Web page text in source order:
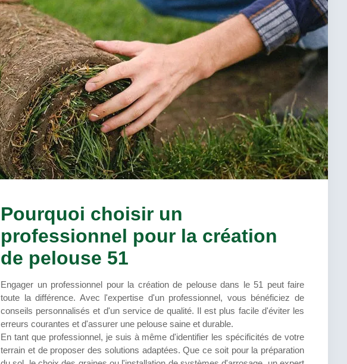
Pourquoi choisir un
professionnel pour la création
de pelouse 51
Engager un professionnel pour la création de pelouse dans le 51 peut faire
toute la différence. Avec l'expertise d'un professionnel, vous bénéficiez de
conseils personnalisés et d'un service de qualité. Il est plus facile d'éviter les
erreurs courantes et d'assurer une pelouse saine et durable.
En tant que professionnel, je suis à même d'identifier les spécificités de votre
terrain et de proposer des solutions adaptées. Que ce soit pour la préparation